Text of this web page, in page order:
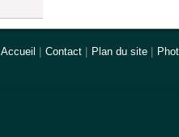
Accueil Contact Plan du site